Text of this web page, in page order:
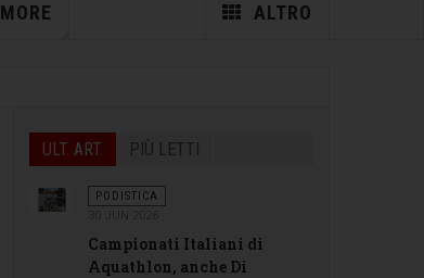
ALTRO
MORE
ULT. ART. PIÙ LETTI
PODISTICA
Campionati Italiani di
Aquathlon, anche Di